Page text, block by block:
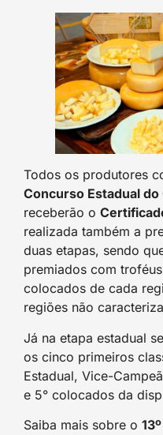
Todos os produtores
Concurso Estadual
receberão o
realizada também a
duas etapas, sendo
premiados com
colocados de cada
regiões não
Já na etapa estadual
os cinco primeiros
Estadual, Vice-
e 5° colocados da
Saiba mais sobre o